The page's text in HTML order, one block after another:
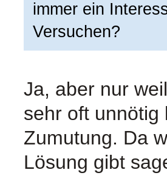
immer ein
Versuchen?
Ja, aber nur
sehr oft unnötig
Zumutung. Da
Lösung gibt